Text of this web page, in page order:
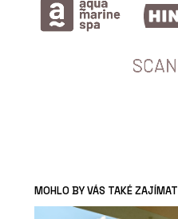
MOHLO BY VÁS TAKÉ ZAJÍMAT